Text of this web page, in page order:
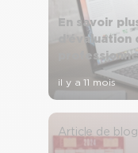
En savoir
il y a 11 mois
Article de blog